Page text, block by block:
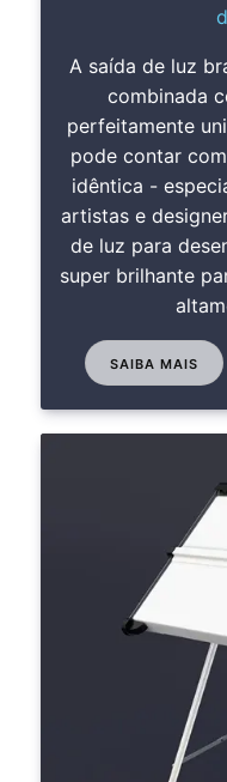
A saída de luz
combinada
perfeitamente
pode contar
idêntica -
artistas e
de luz para
super brilhante
SAIBA MAIS